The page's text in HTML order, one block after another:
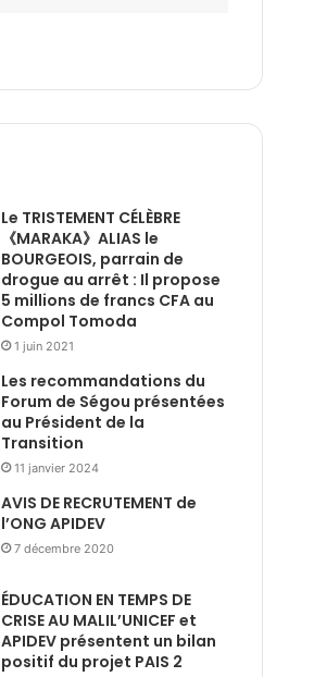
Le TRISTEMENT CÉLÈBRE
《MARAKA》ALIAS le
BOURGEOIS, parrain de
drogue au arrêt : Il propose
5 millions de francs CFA au
Compol Tomoda
1 juin 2021
Les recommandations du
Forum de Ségou présentées
au Président de la
Transition
11 janvier 2024
AVIS DE RECRUTEMENT de
l’ONG APIDEV
7 décembre 2020
ÉDUCATION EN TEMPS DE
CRISE AU MALIL’UNICEF et
APIDEV présentent un bilan
positif du projet PAIS 2